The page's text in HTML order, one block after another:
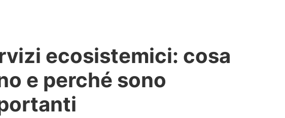
ecosistemici: cosa
e perché sono